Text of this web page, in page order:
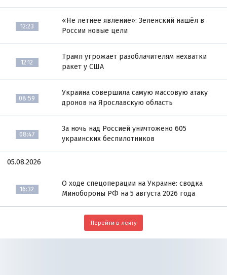
12:23
«Не летнее явление»: Зеленский нашёл в
России новые цели
12:12
Трамп угрожает разоблачителям нехватки
ракет у США
08:59
Украина совершила самую массовую атаку
дронов на Ярославскую область
08:47
За ночь над Россией уничтожено 605
украинских беспилотников
05.08.2026
16:32
О ходе спецоперации на Украине: сводка
Минобороны РФ на 5 августа 2026 года
Перейти в ленту